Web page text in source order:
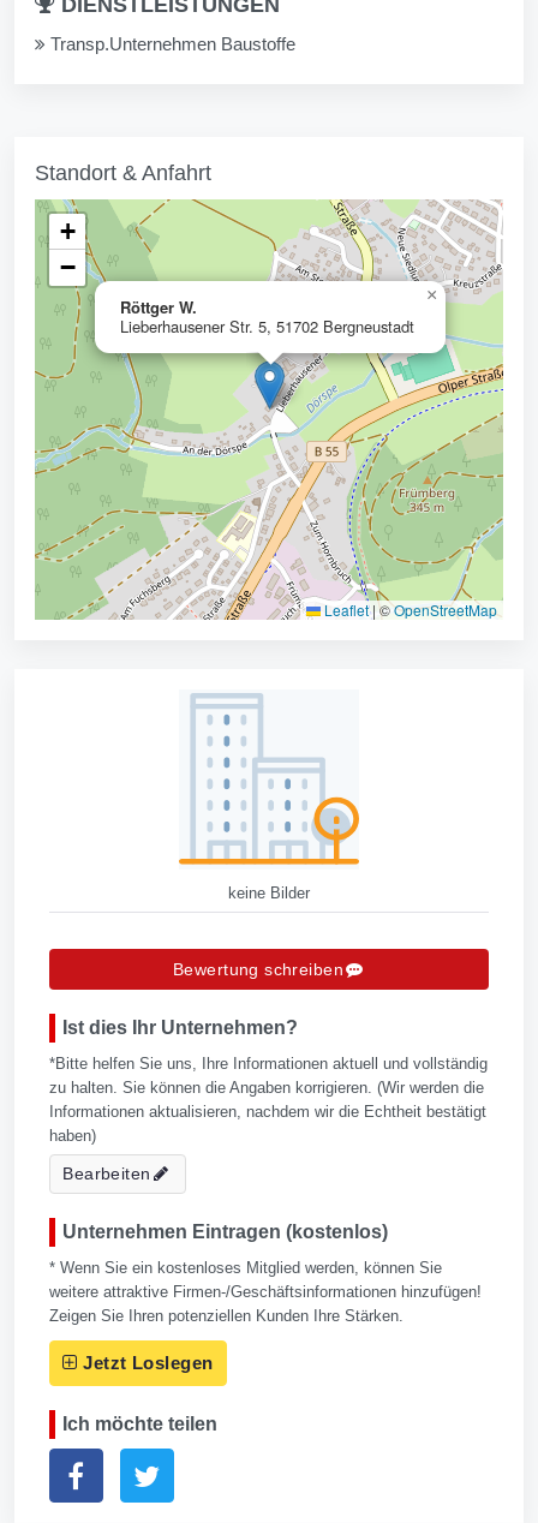
Transp.Unternehmen Baustoffe
Standort & Anfahrt
Röttger W.
Lieberhausener Str. 5, 51702 Bergneustadt
×
+
−
Leaflet |©OpenStreetMap
keine Bilder
Bewertung schreiben
Ist dies Ihr Unternehmen?
*Bitte helfen Sie uns, Ihre Informationen aktuell und vollständig
zu halten. Sie können die Angaben korrigieren. (Wir werden die
Informationen aktualisieren, nachdem wir die Echtheit bestätigt
haben)
Bearbeiten
Unternehmen Eintragen (kostenlos)
* Wenn Sie ein kostenloses Mitglied werden, können Sie
weitere attraktive Firmen-/Geschäftsinformationen hinzufügen!
Zeigen Sie Ihren potenziellen Kunden Ihre Stärken.
Jetzt Loslegen
Ich möchte teilen